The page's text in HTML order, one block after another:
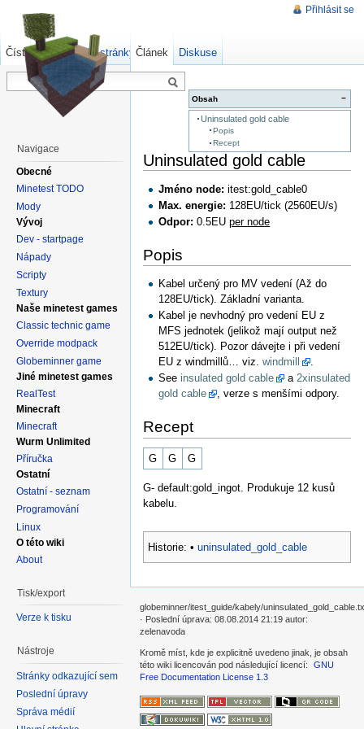
−
Obsah
Uninsulated gold cable
Popis
Recept
Uninsulated gold cable
Jméno node: itest:gold_cable0
Max. energie: 128EU/tick (2560EU/s)
Odpor: 0.5EUper node
Popis
Kabel určený pro MV vedení (Až do
128EU/tick). Základní varianta.
Kabel je nevhodný pro vedení EU z
MFS jednotek (jelikož mají output než
512EU/tick). Pozor dávejte i při vedení
EU z windmillů… viz.windmill
Seeinsulated gold cable a 2xinsulated
gold cable
, verze s menšími odpory.
Recept
G G G
G- default:gold_ingot. Produkuje 12 kusů
kabelu.
Historie: • uninsulated_gold_cable
Přihlásit se
Článek Diskuse
Číst Zdrojový kód stránky Starší verze
Navigace
Obecné
Minetest TODO
Mody
Vývoj
Dev - startpage
Nápady
Scripty
Textury
Naše minetest games
Classic technic game
Override modpack
Globeminner game
Jiné minetest games
RealTest
Minecraft
Minecraft
Wurm Unlimited
Příručka
Ostatní
Ostatní - seznam
Programování
Linux
O této wiki
About
Tisk/export
Verze k tisku
Nástroje
Stránky odkazující sem
Poslední úpravy
Správa médií
globeminner/itest_guide/kabely/
· Poslední úprava: 08.08.2014 21:19 autor:
zelenavoda
Kromě míst, kde je explicitně uvedeno jinak, je obsah
této wiki licencován pod následující licencí:
GNU
Free Documentation License 1.3